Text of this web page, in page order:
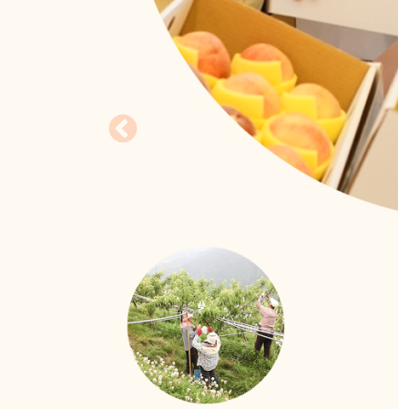
照護技能大進化
移工用心學習、用愛照
新事社會服務中心的移工照護訓練課程也
立即行動